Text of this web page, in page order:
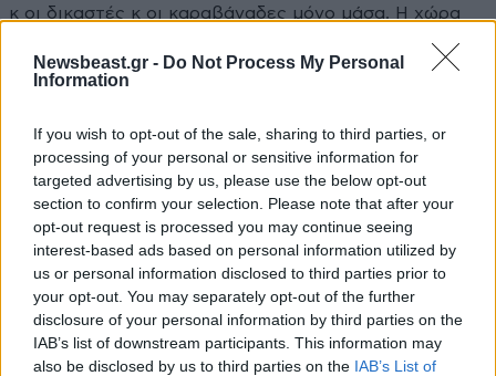
Newsbeast.gr - Do Not Process My Personal
Information
If you wish to opt-out of the sale, sharing to third parties, or
processing of your personal or sensitive information for
targeted advertising by us, please use the below opt-out
section to confirm your selection. Please note that after your
opt-out request is processed you may continue seeing
interest-based ads based on personal information utilized by
us or personal information disclosed to third parties prior to
your opt-out. You may separately opt-out of the further
disclosure of your personal information by third parties on the
IAB’s list of downstream participants. This information may
also be disclosed by us to third parties on the IAB’s List of
κ οι δικαστές κ οι καραβάναδες μόνο μάσα. Η χώρα
Απαντήστε